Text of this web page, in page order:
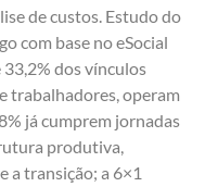
de custos. Estudo do
com base no eSocial
dos vínculos
trabalhadores, operam
já cumprem jornadas
produtiva,
a transição; a 6×1